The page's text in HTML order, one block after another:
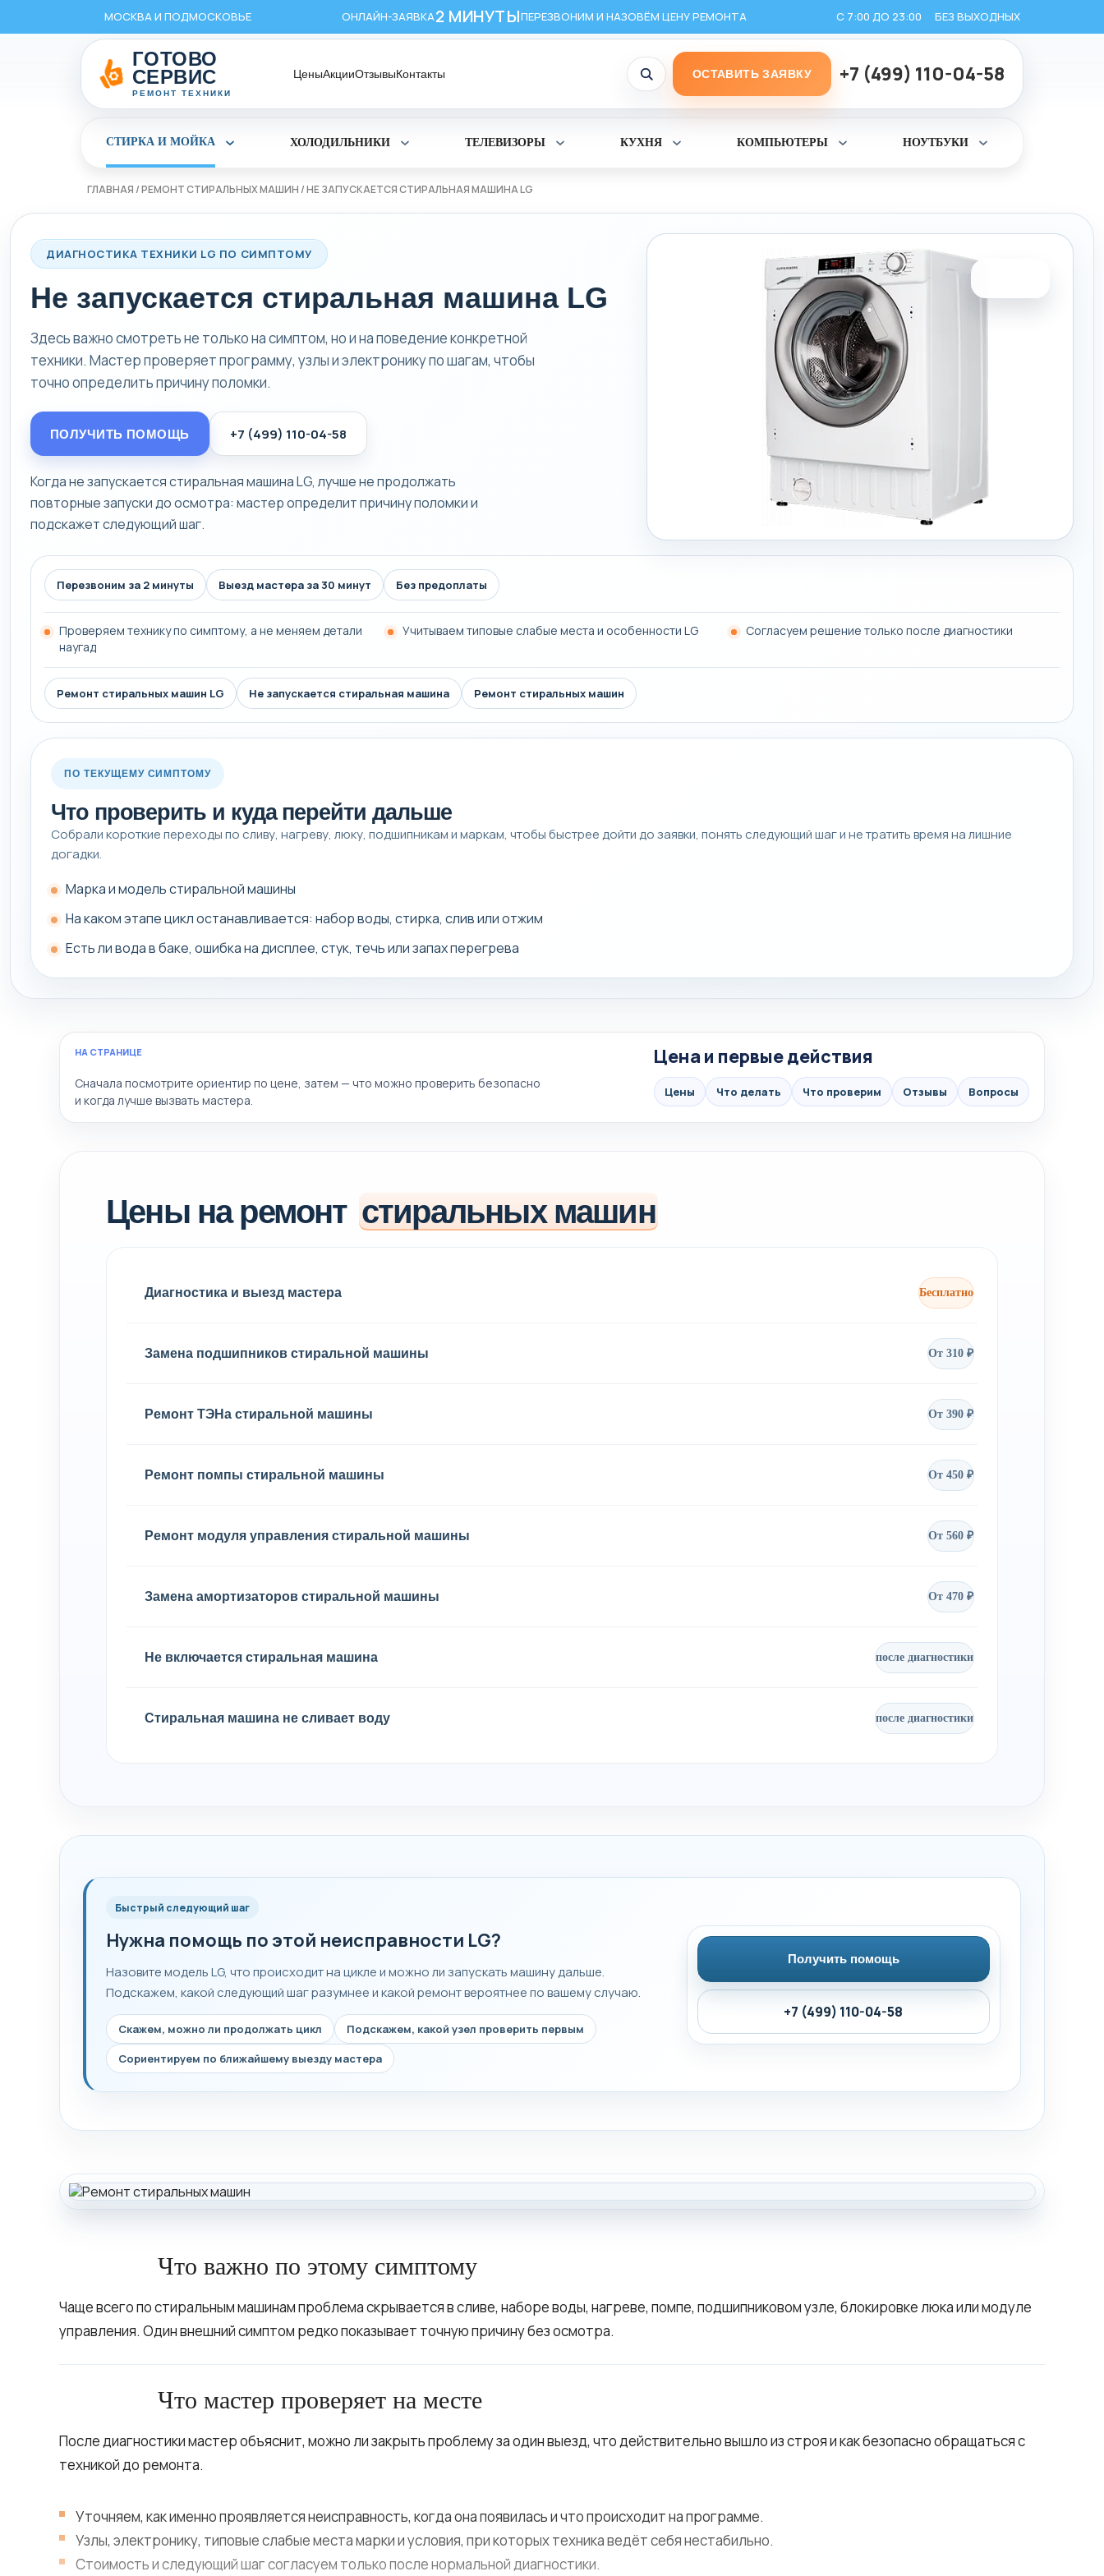
МОСКВА И ПОДМОСКОВЬЕ ОНЛАЙН-ЗАЯВКА2 МИНУТЫПЕРЕЗВОНИМ И НАЗОВЁМ ЦЕНУ РЕМОНТА С 7:00 ДО 23:00 БЕЗ ВЫХОДНЫХ
ГОТОВО
СЕРВИС
РЕМОНТ ТЕХНИКИ
ЦеныАкцииОтзывыКонтакты ОСТАВИТЬ ЗАЯВКУ +7 (499) 110-04-58
СТИРКА И МОЙКА Раскрыть
и
ХОЛОДИЛЬНИКИ Раскрыть ТЕЛЕВИЗОРЫ Раскрыть КУХНЯ Раскрыть КОМПЬЮТЕРЫ Раскрыть НОУТБУКИ Раскрыть
ГЛАВНАЯ /РЕМОНТ СТИРАЛЬНЫХ МАШИН /НЕ ЗАПУСКАЕТСЯ СТИРАЛЬНАЯ МАШИНА LG
ДИАГНОСТИКА ТЕХНИКИ LG ПО СИМПТОМУ
Не запускается стиральная машина LG
Здесь важно смотреть не только на симптом, но и на поведение конкретной
техники. Мастер проверяет программу, узлы и электронику по шагам, чтобы
точно определить причину поломки.
ПОЛУЧИТЬ ПОМОЩЬ +7 (499) 110-04-58
Когда не запускается стиральная машина LG, лучше не продолжать
повторные запуски до осмотра: мастер определит причину поломки и
подскажет следующий шаг.
Перезвоним за 2 минуты Выезд мастера за 30 минут Без предоплаты
Проверяем технику по симптому, а не меняем детали
наугад
Учитываем типовые слабые места и особенности LG Согласуем решение только после диагностики
Ремонт стиральных машин LG Не запускается стиральная машина Ремонт стиральных машин
ПО ТЕКУЩЕМУ СИМПТОМУ
Что проверить и куда перейти дальше
Собрали короткие переходы по сливу, нагреву, люку, подшипникам и маркам, чтобы быстрее дойти до заявки, понять следующий шаг и не тратить время на лишние
догадки.
Марка и модель стиральной машины
На каком этапе цикл останавливается: набор воды, стирка, слив или отжим
Есть ли вода в баке, ошибка на дисплее, стук, течь или запах перегрева
НА СТРАНИЦЕ Цена и первые действия
Сначала посмотрите ориентир по цене, затем — что можно проверить безопасно
и когда лучше вызвать мастера.
Цены Что делать Что проверим Отзывы Вопросы
Цены на ремонт стиральных машин
Диагностика и выезд мастера Бесплатно
Замена подшипников стиральной машины От 310 ₽
Ремонт ТЭНа стиральной машины От 390 ₽
Ремонт помпы стиральной машины От 450 ₽
Ремонт модуля управления стиральной машины От 560 ₽
Замена амортизаторов стиральной машины От 470 ₽
Не включается стиральная машина после диагностики
Стиральная машина не сливает воду после диагностики
Быстрый следующий шаг
Нужна помощь по этой неисправности LG?
Назовите модель LG, что происходит на цикле и можно ли запускать машину дальше.
Подскажем, какой следующий шаг разумнее и какой ремонт вероятнее по вашему случаю.
Скажем, можно ли продолжать цикл
Подскажем, какой узел проверить первым
Сориентируем по ближайшему выезду мастера
Получить помощь
+7 (499) 110-04-58
Что важно по этому симптому
Чаще всего по стиральным машинам проблема скрывается в сливе, наборе воды, нагреве, помпе, подшипниковом узле, блокировке люка или модуле
управления. Один внешний симптом редко показывает точную причину без осмотра.
Что мастер проверяет на месте
После диагностики мастер объяснит, можно ли закрыть проблему за один выезд, что действительно вышло из строя и как безопасно обращаться с
техникой до ремонта.
Уточняем, как именно проявляется неисправность, когда она появилась и что происходит на программе.
Узлы, электронику, типовые слабые места марки и условия, при которых техника ведёт себя нестабильно.
Стоимость и следующий шаг согласуем только после нормальной диагностики.